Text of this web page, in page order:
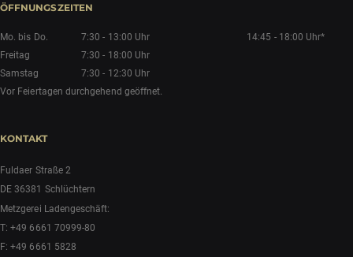
ÖFFNUNGSZEITEN
Mo. bis Do. 7:30 - 13:00 Uhr
14:45 - 18:00 Uhr*
Freitag
7:30 - 18:00 Uhr
Samstag
7:30 - 12:30 Uhr
Vor Feiertagen durchgehend geöffnet.
KONTAKT
Fuldaer Straße 2
DE 36381 Schlüchtern
Metzgerei Ladengeschäft:
T:+49 6661 70999-80
F: +49 6661 5828